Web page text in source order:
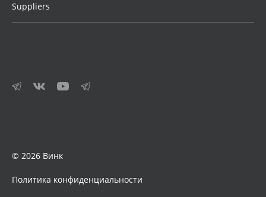
Suppliers
© 2026 Винк
Политика конфиденциальности